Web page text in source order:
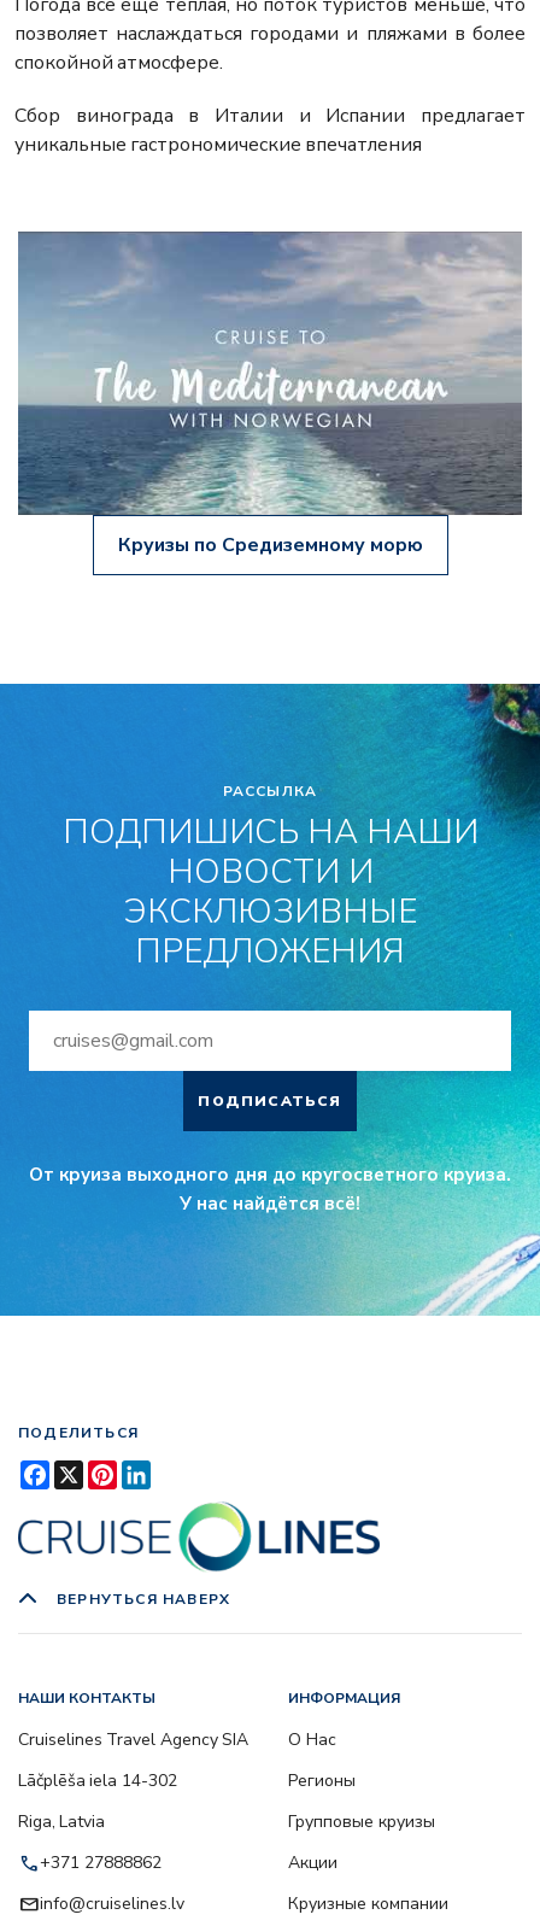
позволяет наслаждаться городами и пляжами в более
спокойной атмосфере.
Сбор винограда в Италии и Испании предлагает
уникальные гастрономические впечатления
Круизы по Средиземному морю
РАССЫЛКА
ПОДПИШИСЬ НА НАШИ
НОВОСТИ И
ЭКСКЛЮЗИВНЫЕ
ПРЕДЛОЖЕНИЯ
ПОДПИСАТЬСЯ
От круиза выходного дня до кругосветного круиза.
У нас найдётся всё!
ПОДЕЛИТЬСЯ
Facebook
X Pinterest
ВЕРНУТЬСЯ НАВЕРХ
НАШИ КОНТАКТЫ
Cruiselines Travel Agency SIA
Lāčplēša iela 14-302
Riga, Latvia
call+371 27888862
emailinfo@cruiselines.lv
ИНФОРМАЦИЯ
О Нас
Регионы
Групповые круизы
Акции
Круизные компании